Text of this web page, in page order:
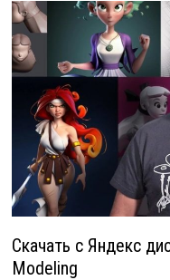
Скачать с Яндекс
Modeling